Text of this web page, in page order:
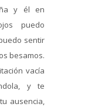
y él en
puedo
sentir
besamos.
vacía
y te
ausencia,